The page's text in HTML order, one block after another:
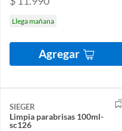
Llega mañana
Agregar
SIEGER
Limpia parabrisas 100ml-
sc126